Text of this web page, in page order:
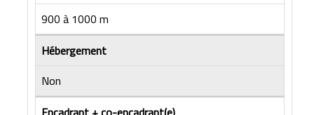
900 à 1000 m
Hébergement
Non